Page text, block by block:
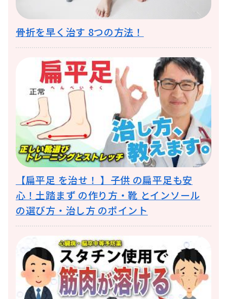
骨折を早く治す 8つの方法！
【扁平足 を治せ！ 】子供 の扁平足も安
心！土踏まず の作り方・靴 とインソール
の選び方・治し方 のポイント